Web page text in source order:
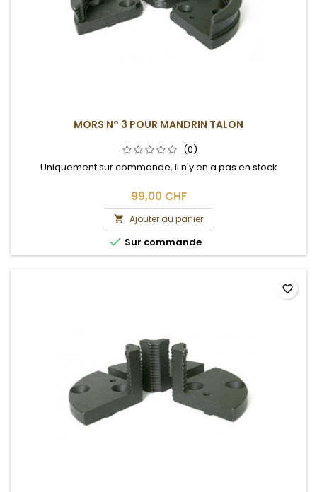
MORS N° 3 POUR MANDRIN TALON
(0)
Uniquement sur commande, il n'y en a pas en stock
99,00 CHF
 Ajouter au panier
 Sur commande
favorite_border